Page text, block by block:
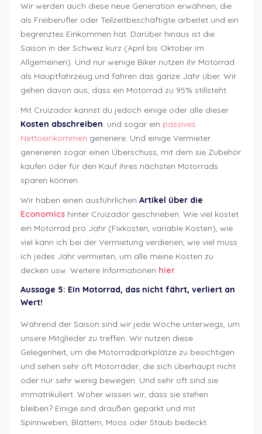
Wir werden auch diese neue Generation erwähnen, die
als Freiberufler oder Teilzeitbeschäftigte arbeitet und ein
begrenztes Einkommen hat. Darüber hinaus ist die
Saison in der Schweiz kurz (April bis Oktober im
Allgemeinen). Und nur wenige Biker nutzen ihr Motorrad
als Hauptfahrzeug und fahren das ganze Jahr über. Wir
gehen davon aus, dass ein Motorrad zu 95% stillsteht.
Mit Cruizador kannst du jedoch einige oder alle dieser
Kosten abschreiben. und sogar ein passives
Nettoeinkommen generiere. Und einige Vermieter
generieren sogar einen Überschuss, mit dem sie Zubehör
kaufen oder für den Kauf ihres nächsten Motorrads
sparen können.
Wir haben einen ausführlichen Artikel über die
Economics hinter Cruizador geschrieben. Wie viel kostet
ein Motorrad pro Jahr (Fixkosten, variable Kosten), wie
viel kann ich bei der Vermietung verdienen, wie viel muss
ich jedes Jahr vermieten, um alle meine Kosten zu
decken usw. Weitere Informationen hier.
Aussage 5: Ein Motorrad, das nicht fährt, verliert an
Wert!
Während der Saison sind wir jede Woche unterwegs, um
unsere Mitglieder zu treffen. Wir nutzen diese
Gelegenheit, um die Motorradparkplätze zu besichtigen
und sehen sehr oft Motorräder, die sich überhaupt nicht
oder nur sehr wenig bewegen. Und sehr oft sind sie
immatrikuliert. Woher wissen wir, dass sie stehen
bleiben? Einige sind draußen geparkt und mit
Spinnweben, Blättern, Moos oder Staub bedeckt.